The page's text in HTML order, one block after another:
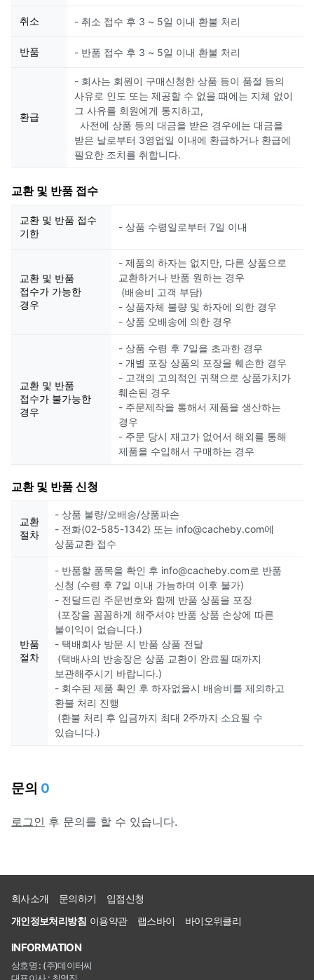
취소 - 취소 접수 후 3 ~ 5일 이내 환불 처리
반품 - 반품 접수 후 3 ~ 5일 이내 환불 처리
환급
- 회사는 회원이 구매신청한 상품 등이 품절 등의
사유로 인도 또는 제공할 수 없을 때에는 지체 없이
그 사유를 회원에게 통지하고,
사전에 상품 등의 대금을 받은 경우에는 대금을
받은 날로부터 3영업일 이내에 환급하거나 환급에
필요한 조치를 취합니다.
교환 및 반품 접수
교환 및 반품 접수
기한
- 상품 수령일로부터 7일 이내
교환 및 반품
접수가 가능한
경우
- 제품의 하자는 없지만, 다른 상품으로
교환하거나 반품 원하는 경우
(배송비 고객 부담)
- 상품자체 불량 및 하자에 의한 경우
- 상품 오배송에 의한 경우
교환 및 반품
접수가 불가능한
경우
- 상품 수령 후 7일을 초과한 경우
- 개별 포장 상품의 포장을 훼손한 경우
- 고객의 고의적인 귀책으로 상품가치가
훼손된 경우
- 주문제작을 통해서 제품을 생산하는
경우
- 주문 당시 재고가 없어서 해외를 통해
제품을 수입해서 구매하는 경우
교환 및 반품 신청
교환
절차
- 상품 불량/오배송/상품파손
- 전화(02-585-1342) 또는 info@cacheby.com에
상품교환 접수
반품
절차
- 반품할 품목을 확인 후 info@cacheby.com로 반품
신청 (수령 후 7일 이내 가능하며 이후 불가)
- 전달드린 주문번호와 함께 반품 상품을 포장
(포장을 꼼꼼하게 해주셔야 반품 상품 손상에 따른
불이익이 없습니다.)
- 택배회사 방문 시 반품 상품 전달
(택배사의 반송장은 상품 교환이 완료될 때까지
보관해주시기 바랍니다.)
- 회수된 제품 확인 후 하자없을시 배송비를 제외하고
환불 처리 진행
(환불 처리 후 입금까지 최대 2주까지 소요될 수
있습니다.)
문의 0
로그인 후 문의를 할 수 있습니다.
회사소개 문의하기
입점신청
개인정보처리방침 이용약관 랩스바이 바이오위클리
INFORMATION
상호명 : (주)데이터씨
대표이사 : 최영진